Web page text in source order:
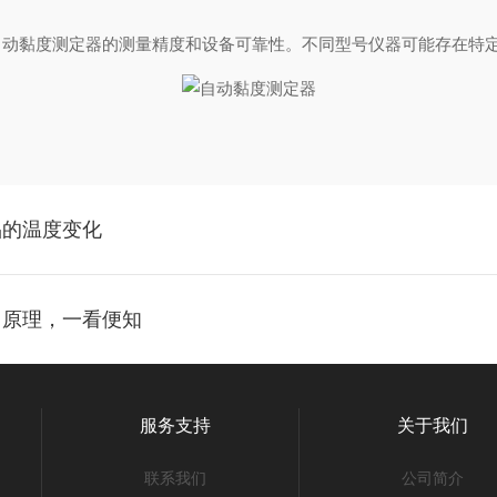
度测定器的测量精度和设备可靠性。不同型号仪器可能存在特
温度变化
理，一看便知
服务支持
联系我们
关于我们
公司简介